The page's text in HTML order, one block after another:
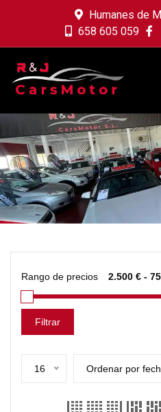
Humanes de
658 605 059
Rango de precios
Filtrar
16 Ordenar por